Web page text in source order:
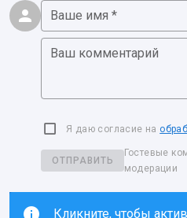
Ваше имя *
Ваш комментарий
Я даю согласие на
ОТПРАВИТЬ
Гостевые
модерации
Кликните, чтобы